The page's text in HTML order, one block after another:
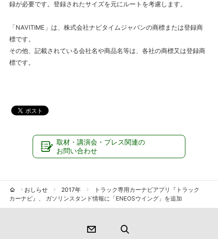
録が必要です。登録されたサイズを元にルートを考慮します。
「NAVITIME」は、株式会社ナビタイムジャパンの商標または登録商
標です。
その他、記載されている会社名や商品名等は、各社の商標又は登録商
標です。
取材・講演会・プレス関連の
お問い合わせ
おしらせ 2017年
トラック専用カーナビアプリ『トラック
カーナビ』、 ガソリンスタンド情報に「ENEOSウイング」を追加